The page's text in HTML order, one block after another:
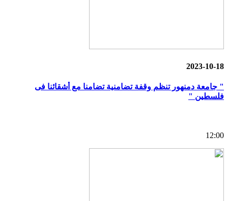
2023-10-18
" جامعة دمنهور تنظم وقفة تضامنية تضامنا مع أشقائنا فى
فلسطين "
12:00